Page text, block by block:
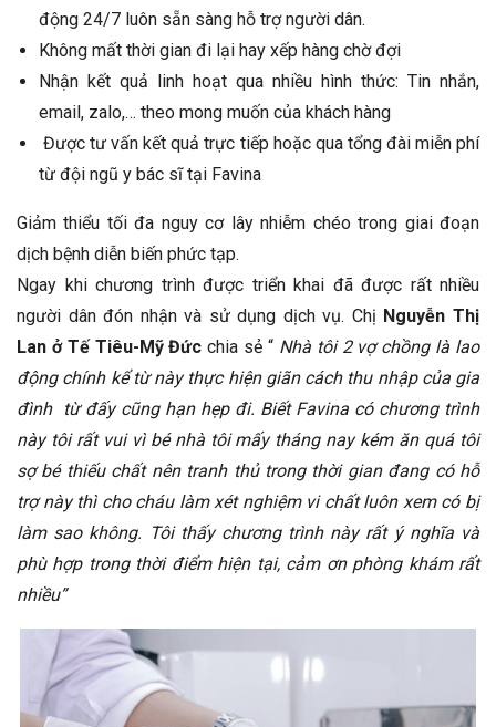
động 24/7 luôn sẵn sàng hỗ trợ người dân.
Không mất thời gian đi lại hay xếp hàng chờ đợi
Nhận kết quả linh hoạt qua nhiều hình thức: Tin nhắn,
email, zalo,… theo mong muốn của khách hàng
Được tư vấn kết quả trực tiếp hoặc qua tổng đài miễn phí
từ đội ngũ y bác sĩ tại Favina
Giảm thiểu tối đa nguy cơ lây nhiễm chéo trong giai đoạn
dịch bệnh diễn biến phức tạp.
Ngay khi chương trình được triển khai đã được rất nhiều
người dân đón nhận và sử dụng dịch vụ. Chị Nguyễn Thị
Lan ở Tế Tiêu-Mỹ Đức chia sẻ “ Nhà tôi 2 vợ chồng là lao
động chính kể từ này thực hiện giãn cách thu nhập của gia
đình từ đấy cũng hạn hẹp đi. Biết Favina có chương trình
này tôi rất vui vì bé nhà tôi mấy tháng nay kém ăn quá tôi
sợ bé thiếu chất nên tranh thủ trong thời gian đang có hỗ
trợ này thì cho cháu làm xét nghiệm vi chất luôn xem có bị
làm sao không. Tôi thấy chương trình này rất ý nghĩa và
phù hợp trong thời điểm hiện tại, cảm ơn phòng khám rất
nhiều”